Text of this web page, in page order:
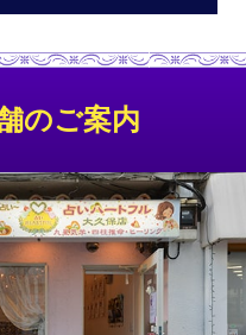
のご案内